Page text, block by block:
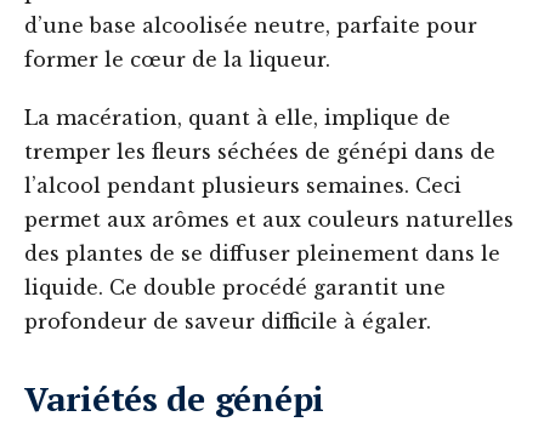
d’une base alcoolisée neutre, parfaite pour
former le cœur de la liqueur.
La macération, quant à elle, implique de
tremper les fleurs séchées de génépi dans de
l’alcool pendant plusieurs semaines. Ceci
permet aux arômes et aux couleurs naturelles
des plantes de se diffuser pleinement dans le
liquide. Ce double procédé garantit une
profondeur de saveur difficile à égaler.
Variétés de génépi